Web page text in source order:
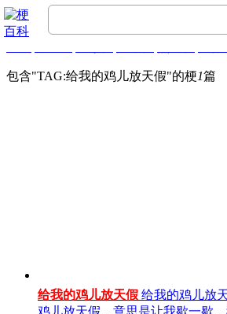
包含"TAG:给我的鸡儿放天假"的梗1篇
给我的鸡儿放天假 给我的鸡儿放
鸡儿放天假，意思是让我歇一歇，